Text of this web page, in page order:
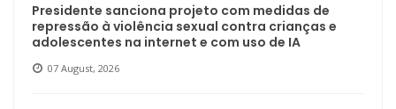
Presidente sanciona projeto com medidas de
repressão à violência sexual contra crianças e
adolescentes na internet e com uso de IA
07 August, 2026